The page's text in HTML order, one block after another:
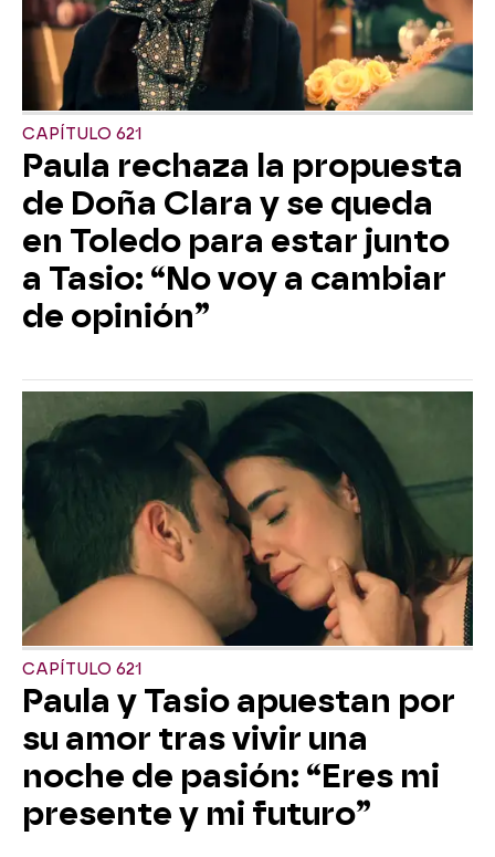
CAPÍTULO 621
Paula rechaza la propuesta
de Doña Clara y se queda
en Toledo para estar junto
a Tasio: “No voy a cambiar
de opinión”
CAPÍTULO 621
Paula y Tasio apuestan por
su amor tras vivir una
noche de pasión: “Eres mi
presente y mi futuro”